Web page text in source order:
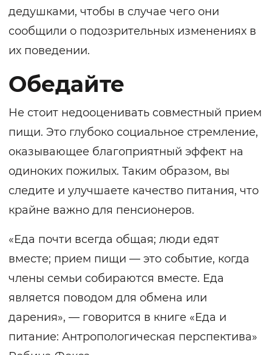
дедушками, чтобы в случае чего они
сообщили о подозрительных изменениях в
их поведении.
Обедайте
Не стоит недооценивать совместный прием
пищи. Это глубоко социальное стремление,
оказывающее благоприятный эффект на
одиноких пожилых. Таким образом, вы
следите и улучшаете качество питания, что
крайне важно для пенсионеров.
«Еда почти всегда общая; люди едят
вместе; прием пищи — это событие, когда
члены семьи собираются вместе. Еда
является поводом для обмена или
дарения», — говорится в книге «Еда и
питание: Антропологическая перспектива»